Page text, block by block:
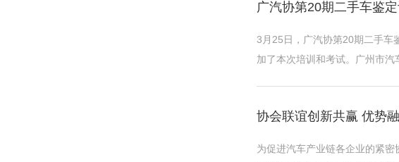
广汽协第20期二手车鉴
3月25日，广汽协第20期二手车
加了本次培训和考试。广州市汽
协会联谊创新共赢 优势
为促进汽车产业链各企业的紧